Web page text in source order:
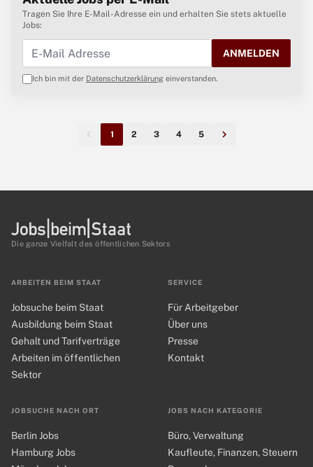
Tragen Sie Ihre E-Mail-Adresse ein und erhalten Sie stets aktuelle
Jobs:
ANMELDEN
Ich bin mit der Datenschutzerklärung einverstanden.
1 2 3 4 5
Die ganze Vielfalt des öffentlichen Sektors
ARBEITEN BEIM STAAT
Jobsuche beim Staat
Ausbildung beim Staat
Gehalt und Tarifverträge
Arbeiten im öffentlichen
Sektor
JOBSUCHE NACH ORT
Berlin Jobs
Hamburg Jobs
JOBS NACH KATEGORIE
Büro, Verwaltung
Kaufleute, Finanzen, Steuern
SERVICE
Für Arbeitgeber
Über uns
Presse
Kontakt